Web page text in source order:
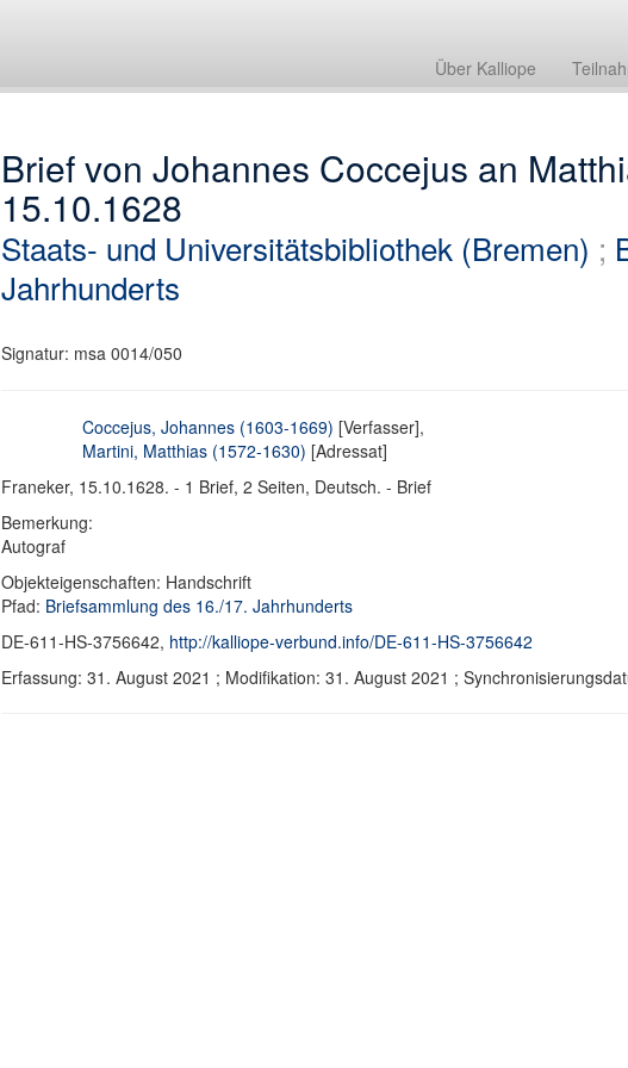
Über Kalliope
Brief von Johannes Coccejus an
15.10.1628
Staats- und Universitätsbibliothek (Bremen) ;
Jahrhunderts
Signatur: msa 0014/050
Coccejus, Johannes (1603-1669) [Verfasser],
Martini, Matthias (1572-1630) [Adressat]
Franeker, 15.10.1628. - 1 Brief, 2 Seiten, Deutsch. - Brief
Bemerkung:
Autograf
Objekteigenschaften: Handschrift
Pfad: Briefsammlung des 16./17. Jahrhunderts
DE-611-HS-3756642, http://kalliope-verbund.info/DE-611-HS-3756642
Erfassung: 31. August 2021 ; Modifikation: 31. August 2021 ;